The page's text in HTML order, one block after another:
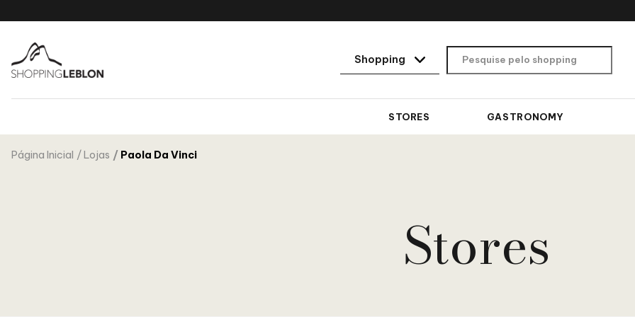
STORES GASTRONOMY
Página Inicial Lojas Paola Da Vinci
Stores